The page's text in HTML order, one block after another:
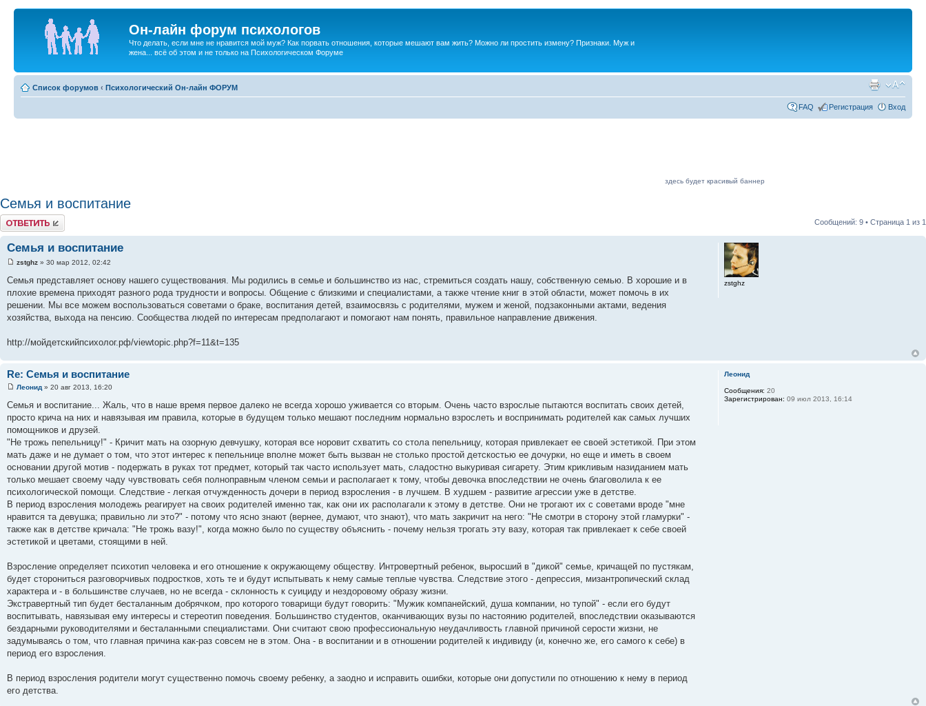
Он-лайн форум психологов
Что делать, если мне не нравится мой муж? Как порвать отношения, которые мешают вам жить? Можно ли простить измену? Признаки. Муж и
жена... всё об этом и не только на Психологическом Форуме
Список форумов ‹ Психологический Он-лайн ФОРУМ
FAQ Регистрация Вход
здесь будет красивый баннер
Семья и воспитание
Ответить Сообщений: 9 • Страница 1 из 1
Семья и воспитание
zstghz » 30 мар 2012, 02:42
Семья представляет основу нашего существования. Мы родились в семье и большинство из нас, стремиться создать нашу, собственную семью. В хорошие и в
плохие времена приходят разного рода трудности и вопросы. Общение с близкими и специалистами, а также чтение книг в этой области, может помочь в их
решении. Мы все можем воспользоваться советами о браке, воспитания детей, взаимосвязь с родителями, мужем и женой, подзаконными актами, ведения
хозяйства, выхода на пенсию. Сообщества людей по интересам предполагают и помогают нам понять, правильное направление движения.
http://мойдетскийпсихолог.рф/viewtopic.php?f=11&t=135
zstghz
Re: Семья и воспитание
Леонид » 20 авг 2013, 16:20
Семья и воспитание... Жаль, что в наше время первое далеко не всегда хорошо уживается со вторым. Очень часто взрослые пытаются воспитать своих детей,
просто крича на них и навязывая им правила, которые в будущем только мешают последним нормально взрослеть и воспринимать родителей как самых лучших
помощников и друзей.
"Не трожь пепельницу!" - Кричит мать на озорную девчушку, которая все норовит схватить со стола пепельницу, которая привлекает ее своей эстетикой. При этом
мать даже и не думает о том, что этот интерес к пепельнице вполне может быть вызван не столько простой детскостью ее дочурки, но еще и иметь в своем
основании другой мотив - подержать в руках тот предмет, который так часто использует мать, сладостно выкуривая сигарету. Этим крикливым назиданием мать
только мешает своему чаду чувствовать себя полноправным членом семьи и располагает к тому, чтобы девочка впоследствии не очень благоволила к ее
психологической помощи. Следствие - легкая отчужденность дочери в период взросления - в лучшем. В худшем - развитие агрессии уже в детстве.
В период взросления молодежь реагирует на своих родителей именно так, как они их располагали к этому в детстве. Они не трогают их с советами вроде "мне
нравится та девушка; правильно ли это?" - потому что ясно знают (вернее, думают, что знают), что мать закричит на него: "Не смотри в сторону этой гламурки" -
также как в детстве кричала: "Не трожь вазу!", когда можно было по существу объяснить - почему нельзя трогать эту вазу, которая так привлекает к себе своей
эстетикой и цветами, стоящими в ней.
Взросление определяет психотип человека и его отношение к окружающему обществу. Интровертный ребенок, выросший в "дикой" семье, кричащей по пустякам,
будет сторониться разговорчивых подростков, хоть те и будут испытывать к нему самые теплые чувства. Следствие этого - депрессия, мизантропический склад
характера и - в большинстве случаев, но не всегда - склонность к суициду и нездоровому образу жизни.
Экстравертный тип будет бесталанным добрячком, про которого товарищи будут говорить: "Мужик компанейский, душа компании, но тупой" - если его будут
воспитывать, навязывая ему интересы и стереотип поведения. Большинство студентов, оканчивающих вузы по настоянию родителей, впоследствии оказываются
бездарными руководителями и бесталанными специалистами. Они считают свою профессиональную неудачливость главной причиной серости жизни, не
задумываясь о том, что главная причина как-раз совсем не в этом. Она - в воспитании и в отношении родителей к индивиду (и, конечно же, его самого к себе) в
период его взросления.
В период взросления родители могут существенно помочь своему ребенку, а заодно и исправить ошибки, которые они допустили по отношению к нему в период
его детства.
Леонид
Сообщения: 20
Зарегистрирован: 09 июл 2013, 16:14